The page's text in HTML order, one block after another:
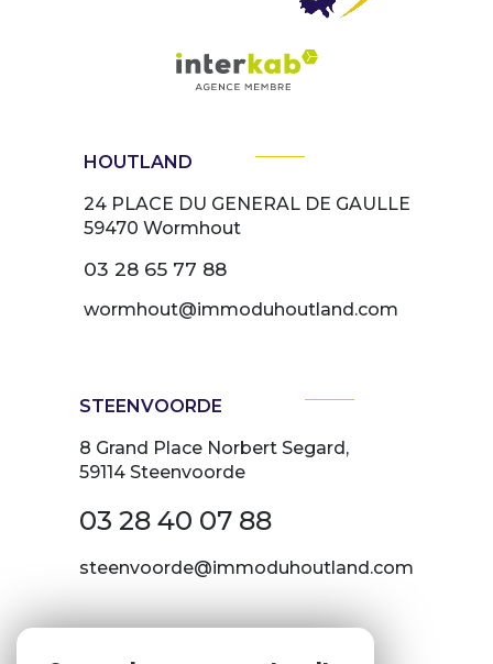
HOUTLAND
24 PLACE DU GENERAL DE GAULLE
59470 Wormhout
03 28 65 77 88
wormhout@immoduhoutland.com
STEENVOORDE
8 Grand Place Norbert Segard,
59114 Steenvoorde
03 28 40 07 88
steenvoorde@immoduhoutland.com